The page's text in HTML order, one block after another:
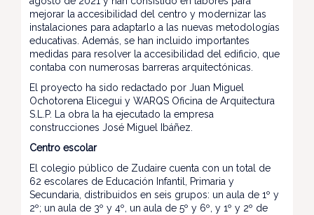
mejorar la accesibilidad del centro y modernizar las
instalaciones para adaptarlo a las nuevas metodologías
educativas. Además, se han incluido importantes
medidas para resolver la accesibilidad del edificio, que
contaba con numerosas barreras arquitectónicas.
El proyecto ha sido redactado por Juan Miguel
Ochotorena Elicegui y WARQS Oficina de Arquitectura
S.L.P. La obra la ha ejecutado la empresa
construcciones José Miguel Ibáñez.
Centro escolar
El colegio público de Zudaire cuenta con un total de
62 escolares de Educación Infantil, Primaria y
Secundaria, distribuidos en seis grupos: un aula de 1º y
2º; un aula de 3º y 4º, un aula de 5º y 6º, y 1º y 2º de